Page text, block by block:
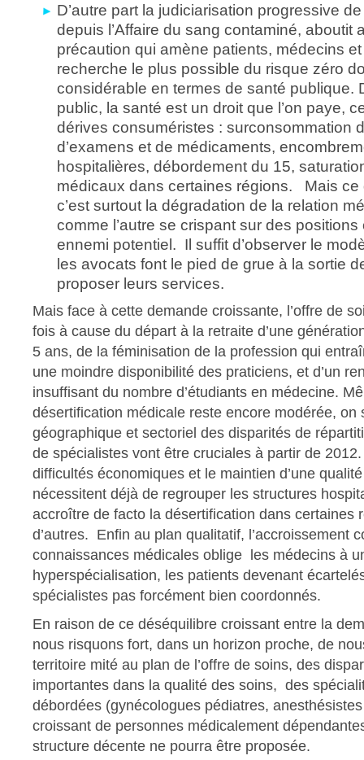
D’autre part la judiciarisation progressive
depuis l’Affaire du sang contaminé, aboutit
précaution qui amène patients, médecins
recherche le plus possible du risque zéro
considérable en termes de santé publique.
public, la santé est un droit que l’on paye,
dérives consuméristes : surconsommation
d’examens et de médicaments,
hospitalières, débordement du 15,
médicaux dans certaines régions. Mais ce
c’est surtout la dégradation de la relation
comme l’autre se crispant sur des positions
ennemi potentiel. Il suffit d’observer le
les avocats font le pied de grue à la sortie
proposer leurs services.
Mais face à cette demande croissante, l’offre de
fois à cause du départ à la retraite d’une
5 ans, de la féminisation de la profession qui
une moindre disponibilité des praticiens, et d’un
insuffisant du nombre d’étudiants en médecine.
désertification médicale reste encore modérée, on
géographique et sectoriel des disparités de
de spécialistes vont être cruciales à partir de
difficultés économiques et le maintien d’une
nécessitent déjà de regrouper les structures
accroître de facto la désertification dans certaines
d’autres. Enfin au plan qualitatif, l’accroissement
connaissances médicales oblige les médecins à
hyperspécialisation, les patients devenant
spécialistes pas forcément bien coordonnés.
En raison de ce déséquilibre croissant entre la
nous risquons fort, dans un horizon proche, de
territoire mité au plan de l’offre de soins, des
importantes dans la qualité des soins, des
débordées (gynécologues pédiatres,
croissant de personnes médicalement
structure décente ne pourra être proposée.